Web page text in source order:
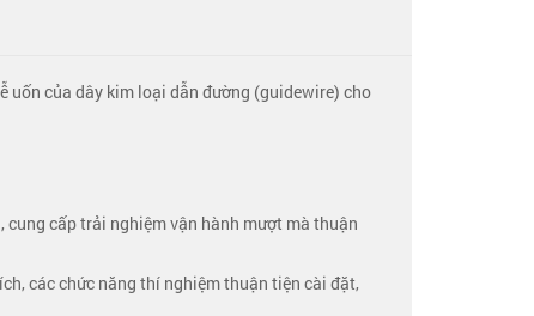
uốn của dây kim loại dẫn đường (guidewire) cho
cấp trải nghiệm vận hành mượt mà thuận
các chức năng thí nghiệm thuận tiện cài đặt,